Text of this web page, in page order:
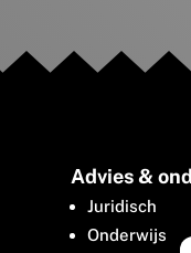
Advies &
Juridisch
Onderwijs